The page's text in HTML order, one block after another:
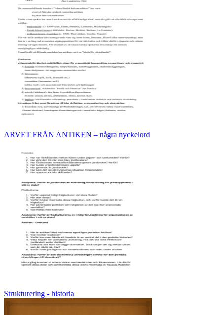
ARVET FRÅN ANTIKEN – några nyckelord
Strukturering - historia